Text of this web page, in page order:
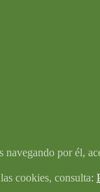
por él,
cookies, consulta: